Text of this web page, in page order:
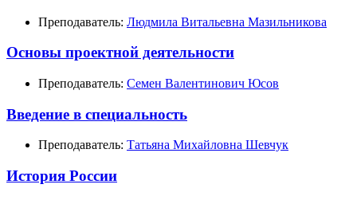
Преподаватель: Людмила Витальевна Мазильникова
Основы проектной деятельности
Преподаватель: Семен Валентинович Юсов
Введение в специальность
Преподаватель: Татьяна Михайловна Шевчук
История России